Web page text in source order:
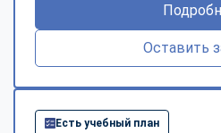
Оставить
Есть учебный план